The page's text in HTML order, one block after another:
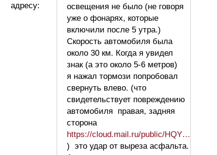
адресу:
освещения не было (не говоря
уже о фонарях, которые
включили после 5 утра.)
Скорость автомобиля была
около 30 км. Когда я увидел
знак (а это около 5-6 метров)
я нажал тормози попробовал
свернуть влево. (что
свидетельствует повреждению
автомобиля правая, задняя
сторона
https://cloud.mail.ru/public/HQY…
) это удар от выреза асфальта.